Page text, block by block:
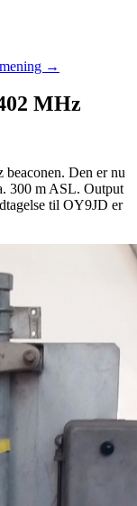
→
MHz
Den er nu
300 m ASL. Output
til OY9JD er